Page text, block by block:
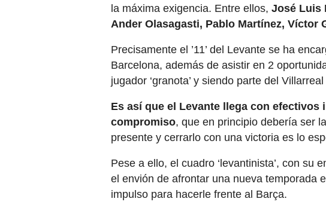
la máxima exigencia. Entre ellos, José Luis
Ander Olasagasti, Pablo Martínez, Víctor
Precisamente el ’11’ del Levante se ha
Barcelona, además de asistir en 2
jugador ‘granota’ y siendo parte del Villarreal
Es así que el Levante llega con efectivos
compromiso, que en principio debería ser
presente y cerrarlo con una victoria es lo
Pese a ello, el cuadro ‘levantinista’, con su
el envión de afrontar una nueva temporada
impulso para hacerle frente al Barça.